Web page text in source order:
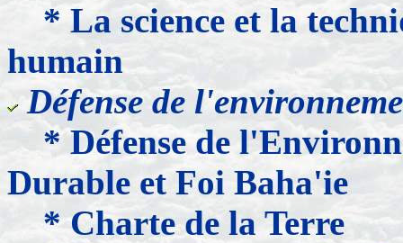
* La science et la
humain
Défense de
* Défense de
Durable et Foi Baha'ie
* Charte de la Terre